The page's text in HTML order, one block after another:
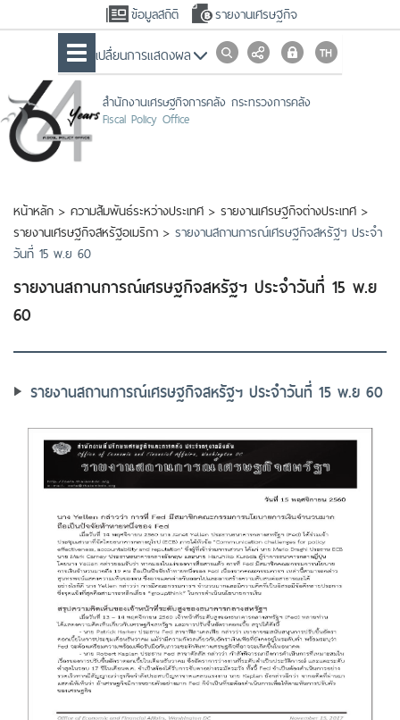
ข้อมูลสถิติ รายงานเศรษฐกิจ
เปลื่ยนการแสดงผล
สำนักงานเศรษฐกิจการคลัง กระทรวงการคลัง
Fiscal Policy Office
หน้าหลัก > ความสัมพันธ์ระหว่างประเทศ > รายงานเศรษฐกิจต่างประเทศ >
รายงานเศรษฐกิจสหรัฐอเมริกา > รายงานสถานการณ์เศรษฐกิจสหรัฐฯ ประจำ
วันที่ 15 พ.ย 60
รายงานสถานการณ์เศรษฐกิจสหรัฐฯ ประจำวันที่ 15 พ.ย
60
รายงานสถานการณ์เศรษฐกิจสหรัฐฯ ประจำวันที่ 15 พ.ย 60